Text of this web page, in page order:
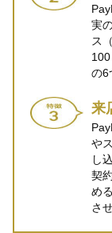
実
ス
の6
来
や
し
契
め
さ